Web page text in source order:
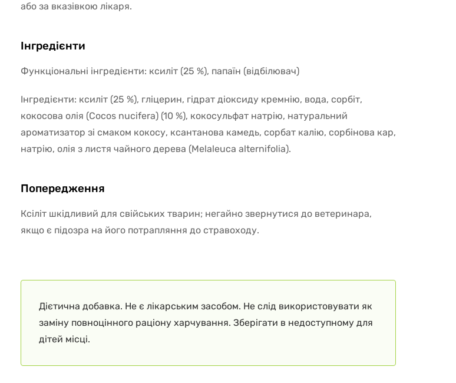
Дієтична добавка. Не є лікарським засобом. Не слід використовувати як
заміну повноцінного раціону харчування. Зберігати в недоступному для
дітей місці.
або за вказівкою лікаря.
Інгредієнти
Функціональні інгредієнти: ксиліт (25 %), папаїн (відбілювач)
Інгредієнти: ксиліт (25 %), гліцерин, гідрат діоксиду кремнію, вода, сорбіт,
кокосова олія (Cocos nucifera) (10 %), кокосульфат натрію, натуральний
ароматизатор зі смаком кокосу, ксантанова камедь, сорбат калію, сорбінова кар,
натрію, олія з листя чайного дерева (Melaleuca alternifolia).
Попередження
Ксіліт шкідливий для свійських тварин; негайно звернутися до ветеринара,
якщо є підозра на його потрапляння до стравоходу.